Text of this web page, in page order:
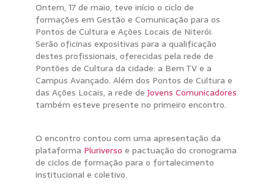
Ontem, 17 de maio, teve início o ciclo de
formações em Gestão e Comunicação para os
Pontos de Cultura e Ações Locais de Niterói.
Serão oficinas expositivas para a qualificação
destes profissionais, oferecidas pela rede de
Pontões de Cultura da cidade: a Bem TV e a
Campus Avançado. Além dos Pontos de Cultura e
das Ações Locais, a rede deJovens Comunicadores
também esteve presente no primeiro encontro.
O encontro contou com uma apresentação da
plataforma Pluriverso e pactuação do cronograma
de ciclos de formação para o fortalecimento
institucional e coletivo.